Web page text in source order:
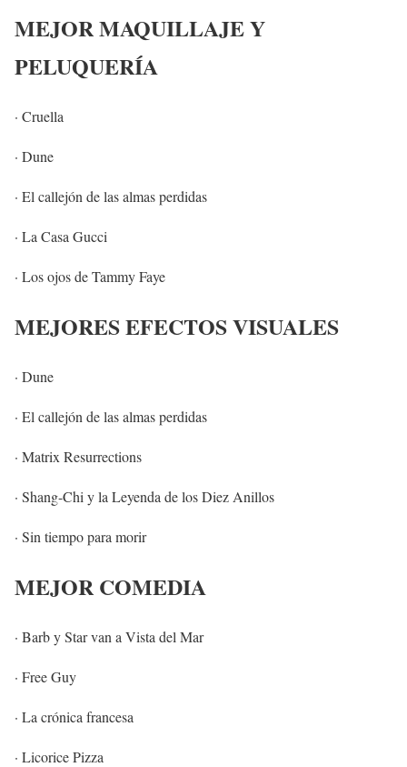
MEJOR MAQUILLAJE Y
PELUQUERÍA
· Cruella
· Dune
· El callejón de las almas perdidas
· La Casa Gucci
· Los ojos de Tammy Faye
MEJORES EFECTOS VISUALES
· Dune
· El callejón de las almas perdidas
· Matrix Resurrections
· Shang-Chi y la Leyenda de los Diez Anillos
· Sin tiempo para morir
MEJOR COMEDIA
· Barb y Star van a Vista del Mar
· Free Guy
· La crónica francesa
· Licorice Pizza